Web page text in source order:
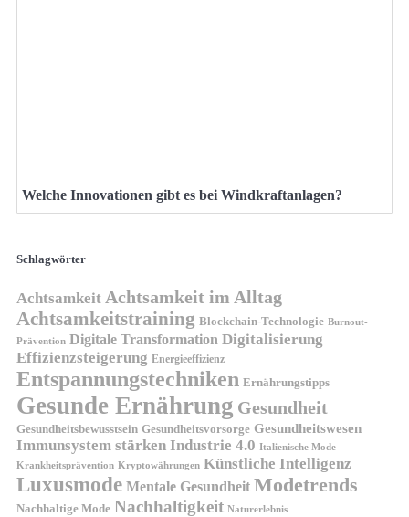
Welche Innovationen gibt es bei Windkraftanlagen?
Schlagwörter
Achtsamkeit Achtsamkeit im Alltag
Achtsamkeitstraining Blockchain-Technologie Burnout-
Prävention Digitale Transformation Digitalisierung
Effizienzsteigerung Energieeffizienz
Entspannungstechniken Ernährungstipps
Gesunde Ernährung Gesundheit
Gesundheitsbewusstsein Gesundheitsvorsorge Gesundheitswesen
Immunsystem stärken Industrie 4.0 Italienische Mode
Krankheitsprävention Kryptowährungen Künstliche Intelligenz
Luxusmode Mentale Gesundheit Modetrends
Nachhaltige Mode Nachhaltigkeit Naturerlebnis